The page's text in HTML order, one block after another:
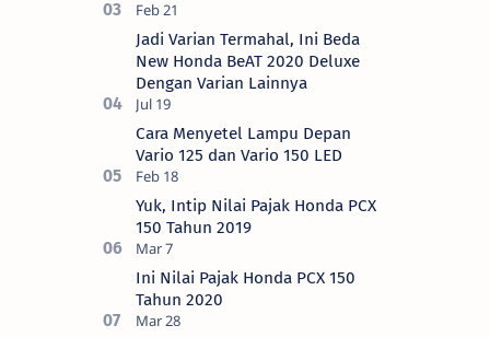
Jadi Varian Termahal, Ini Beda
New Honda BeAT 2020 Deluxe
Dengan Varian Lainnya
Cara Menyetel Lampu Depan
Vario 125 dan Vario 150 LED
Yuk, Intip Nilai Pajak Honda PCX
150 Tahun 2019
Ini Nilai Pajak Honda PCX 150
Tahun 2020